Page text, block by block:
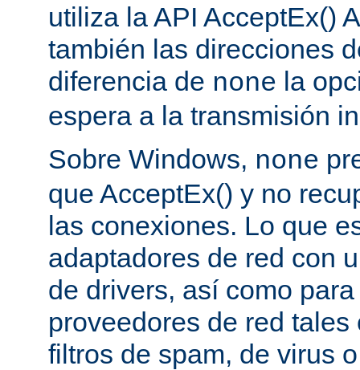
utiliza la API AcceptEx()
también las direcciones
diferencia de none la
espera a la transmisión
Sobre Windows, none
que AcceptEx() y no
las conexiones. Lo que
adaptadores de red con
de drivers, así como
proveedores de red
filtros de spam, de virus